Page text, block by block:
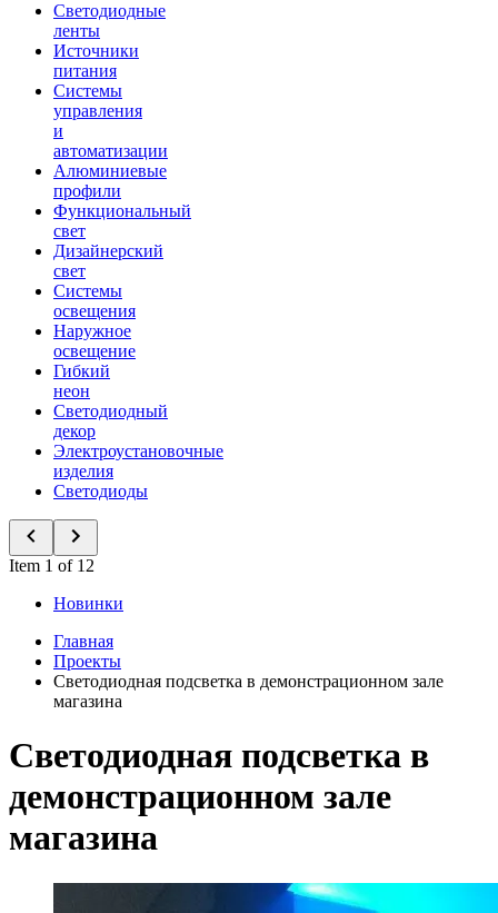
Светодиодные
ленты
Источники
питания
Системы
управления
и
автоматизации
Алюминиевые
профили
Функциональный
свет
Дизайнерский
свет
Системы
освещения
Наружное
освещение
Гибкий
неон
Светодиодный
декор
Электроустановочные
изделия
Светодиоды
Item 1 of 12
Новинки
Главная
Проекты
Светодиодная подсветка в демонстрационном зале
магазина
Светодиодная подсветка в
демонстрационном зале
магазина